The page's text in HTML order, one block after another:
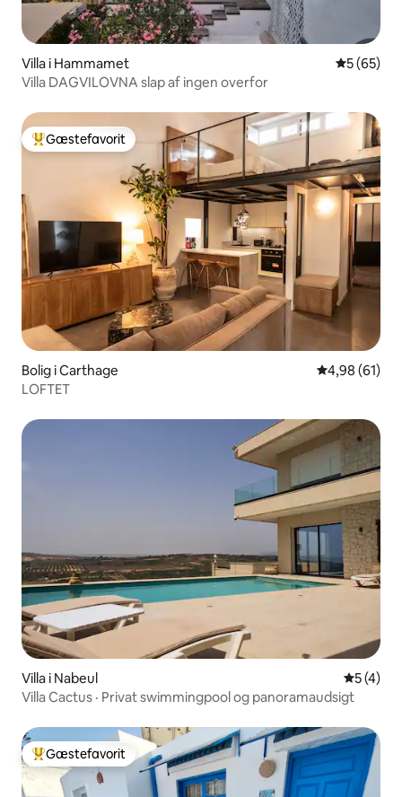
Villa i Hammamet 5 ud af 5 i
5 (65)
Villa DAGVILOVNA slap af ingen overfor
Bedste gæstefavorit
Gæstefavorit
Bolig i Carthage 4,98 ud af 5 i
4,98 (61)
LOFTET
Villa i Nabeul‎ 5 ud af 5
5 (4)
Villa Cactus · Privat swimmingpool og panoramaudsigt
Bedste gæstefavorit
Gæstefavorit